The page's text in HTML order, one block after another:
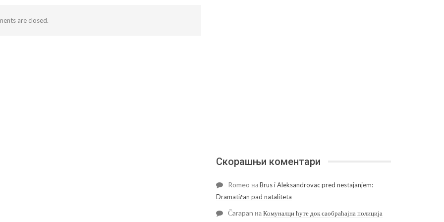
are closed.
Скорашњи коментари
Romeo наBrus i Aleksandrovac pred nestajanjem:
Dramatičan pad nataliteta
Čarapan наКомуналци ћуте док саобраћајна полиција